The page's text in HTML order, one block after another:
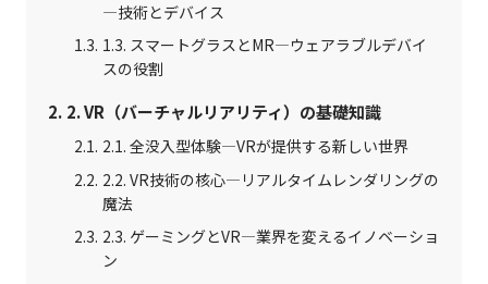
—技術とデバイス
1.3. スマートグラスとMR—ウェアラブルデバイ
スの役割
2. VR（バーチャルリアリティ）の基礎知識
2.1. 全没入型体験—VRが提供する新しい世界
2.2. VR技術の核心—リアルタイムレンダリングの
魔法
2.3. ゲーミングとVR—業界を変えるイノベーショ
ン